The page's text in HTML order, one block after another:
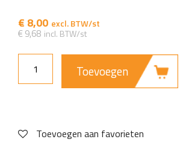
€ 8,00
€ 9,68
Toevoegen
Toevoegen aan favorieten